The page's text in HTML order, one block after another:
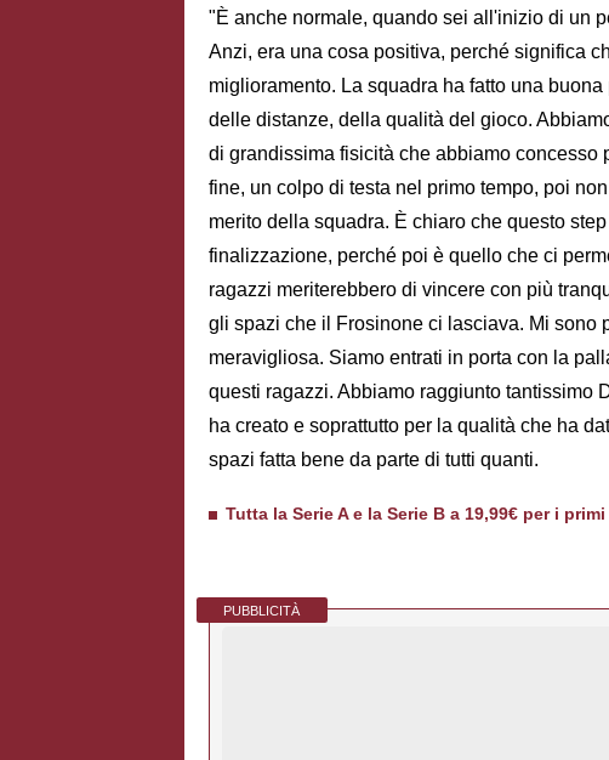
"È anche normale, quando sei all'inizio di un
Anzi, era una cosa positiva, perché significa
miglioramento. La squadra ha fatto una
delle distanze, della qualità del gioco.
di grandissima fisicità che abbiamo
fine, un colpo di testa nel primo tempo, poi
merito della squadra. È chiaro che questo
finalizzazione, perché poi è quello che ci
ragazzi meriterebbero di vincere con più
gli spazi che il Frosinone ci lasciava. Mi sono
meravigliosa. Siamo entrati in porta con la
questi ragazzi. Abbiamo raggiunto tantissimo
ha creato e soprattutto per la qualità che ha
spazi fatta bene da parte di tutti quanti.
Tutta la Serie A e la Serie B a 19,99€ per i
PUBBLICITÀ